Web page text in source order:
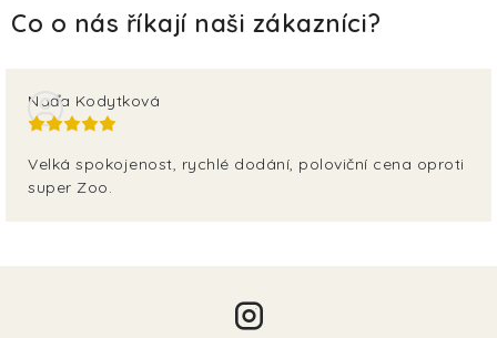
Naďa Kodytková
Velká spokojenost, rychlé dodání, poloviční cena oproti
super Zoo.